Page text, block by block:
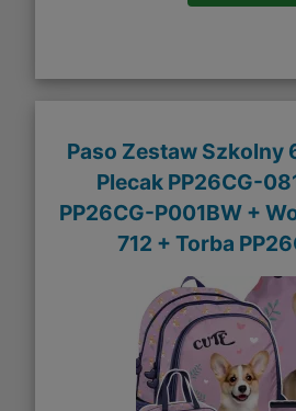
Paso Zestaw Szkolny
Plecak PP26CG-
PP26CG-P001BW +
712 + Torba